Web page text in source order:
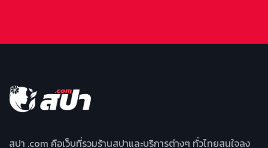
สปา .com คือเว็บที่รวมร้านสปาและบริการต่างๆ ทั่วไทยสนใจลง